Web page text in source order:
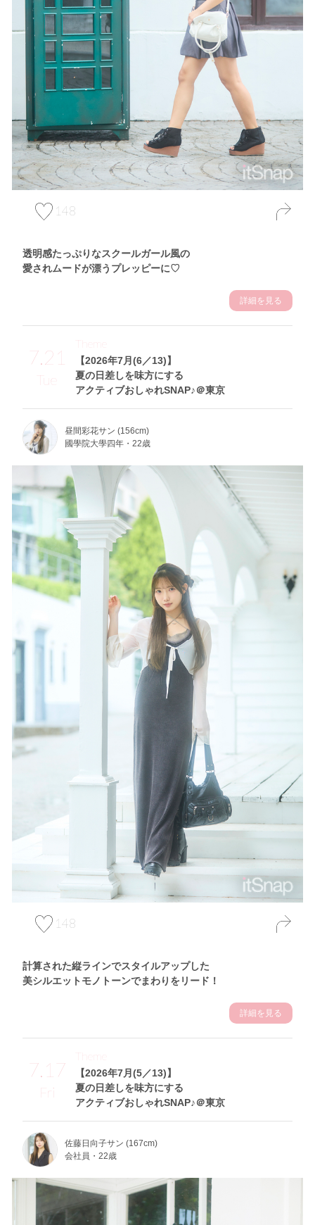
148
透明感たっぷりなスクールガール風の
愛されムードが漂うプレッピーに♡
詳細を見る
7.21
Tue
【2026年7月(6／13)】
夏の日差しを味方にする
アクティブおしゃれSNAP♪＠東京
Theme
昼間彩花サン (156cm)
國學院大學四年・22歳
148
計算された縦ラインでスタイルアップした
美シルエットモノトーンでまわりをリード！
詳細を見る
7.17
Fri
【2026年7月(5／13)】
夏の日差しを味方にする
アクティブおしゃれSNAP♪＠東京
Theme
佐藤日向子サン (167cm)
会社員・22歳